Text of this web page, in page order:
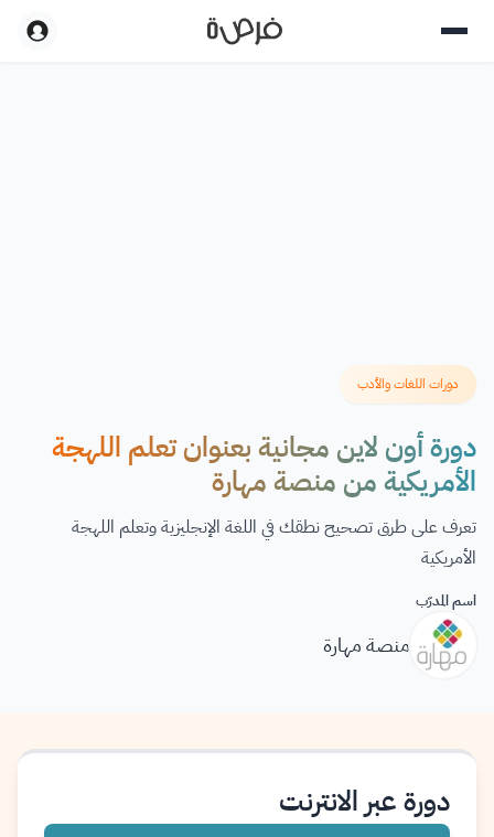
دورات اللغات والأدب
دورة أون لاين مجانية بعنوان تعلم اللهجة
الأمريكية من منصة مهارة
تعرف على طرق تصحيح نطقك في اللغة الإنجليزية وتعلم اللهجة
الأمريكية
اسم المدرّب
منصة مهارة
دورة عبر الانترنت